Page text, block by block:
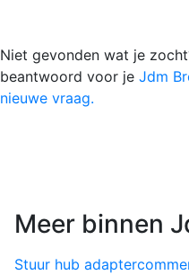
Niet gevonden wat je
beantwoord voor je Jdm
nieuwe vraag.
Meer binnen
Stuur hub adapter